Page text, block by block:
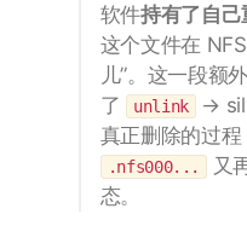
软件持有了自
这个文件在
儿”。这一段额
了
unlink
→
真正删除的过程
.nfs000...
又
态。